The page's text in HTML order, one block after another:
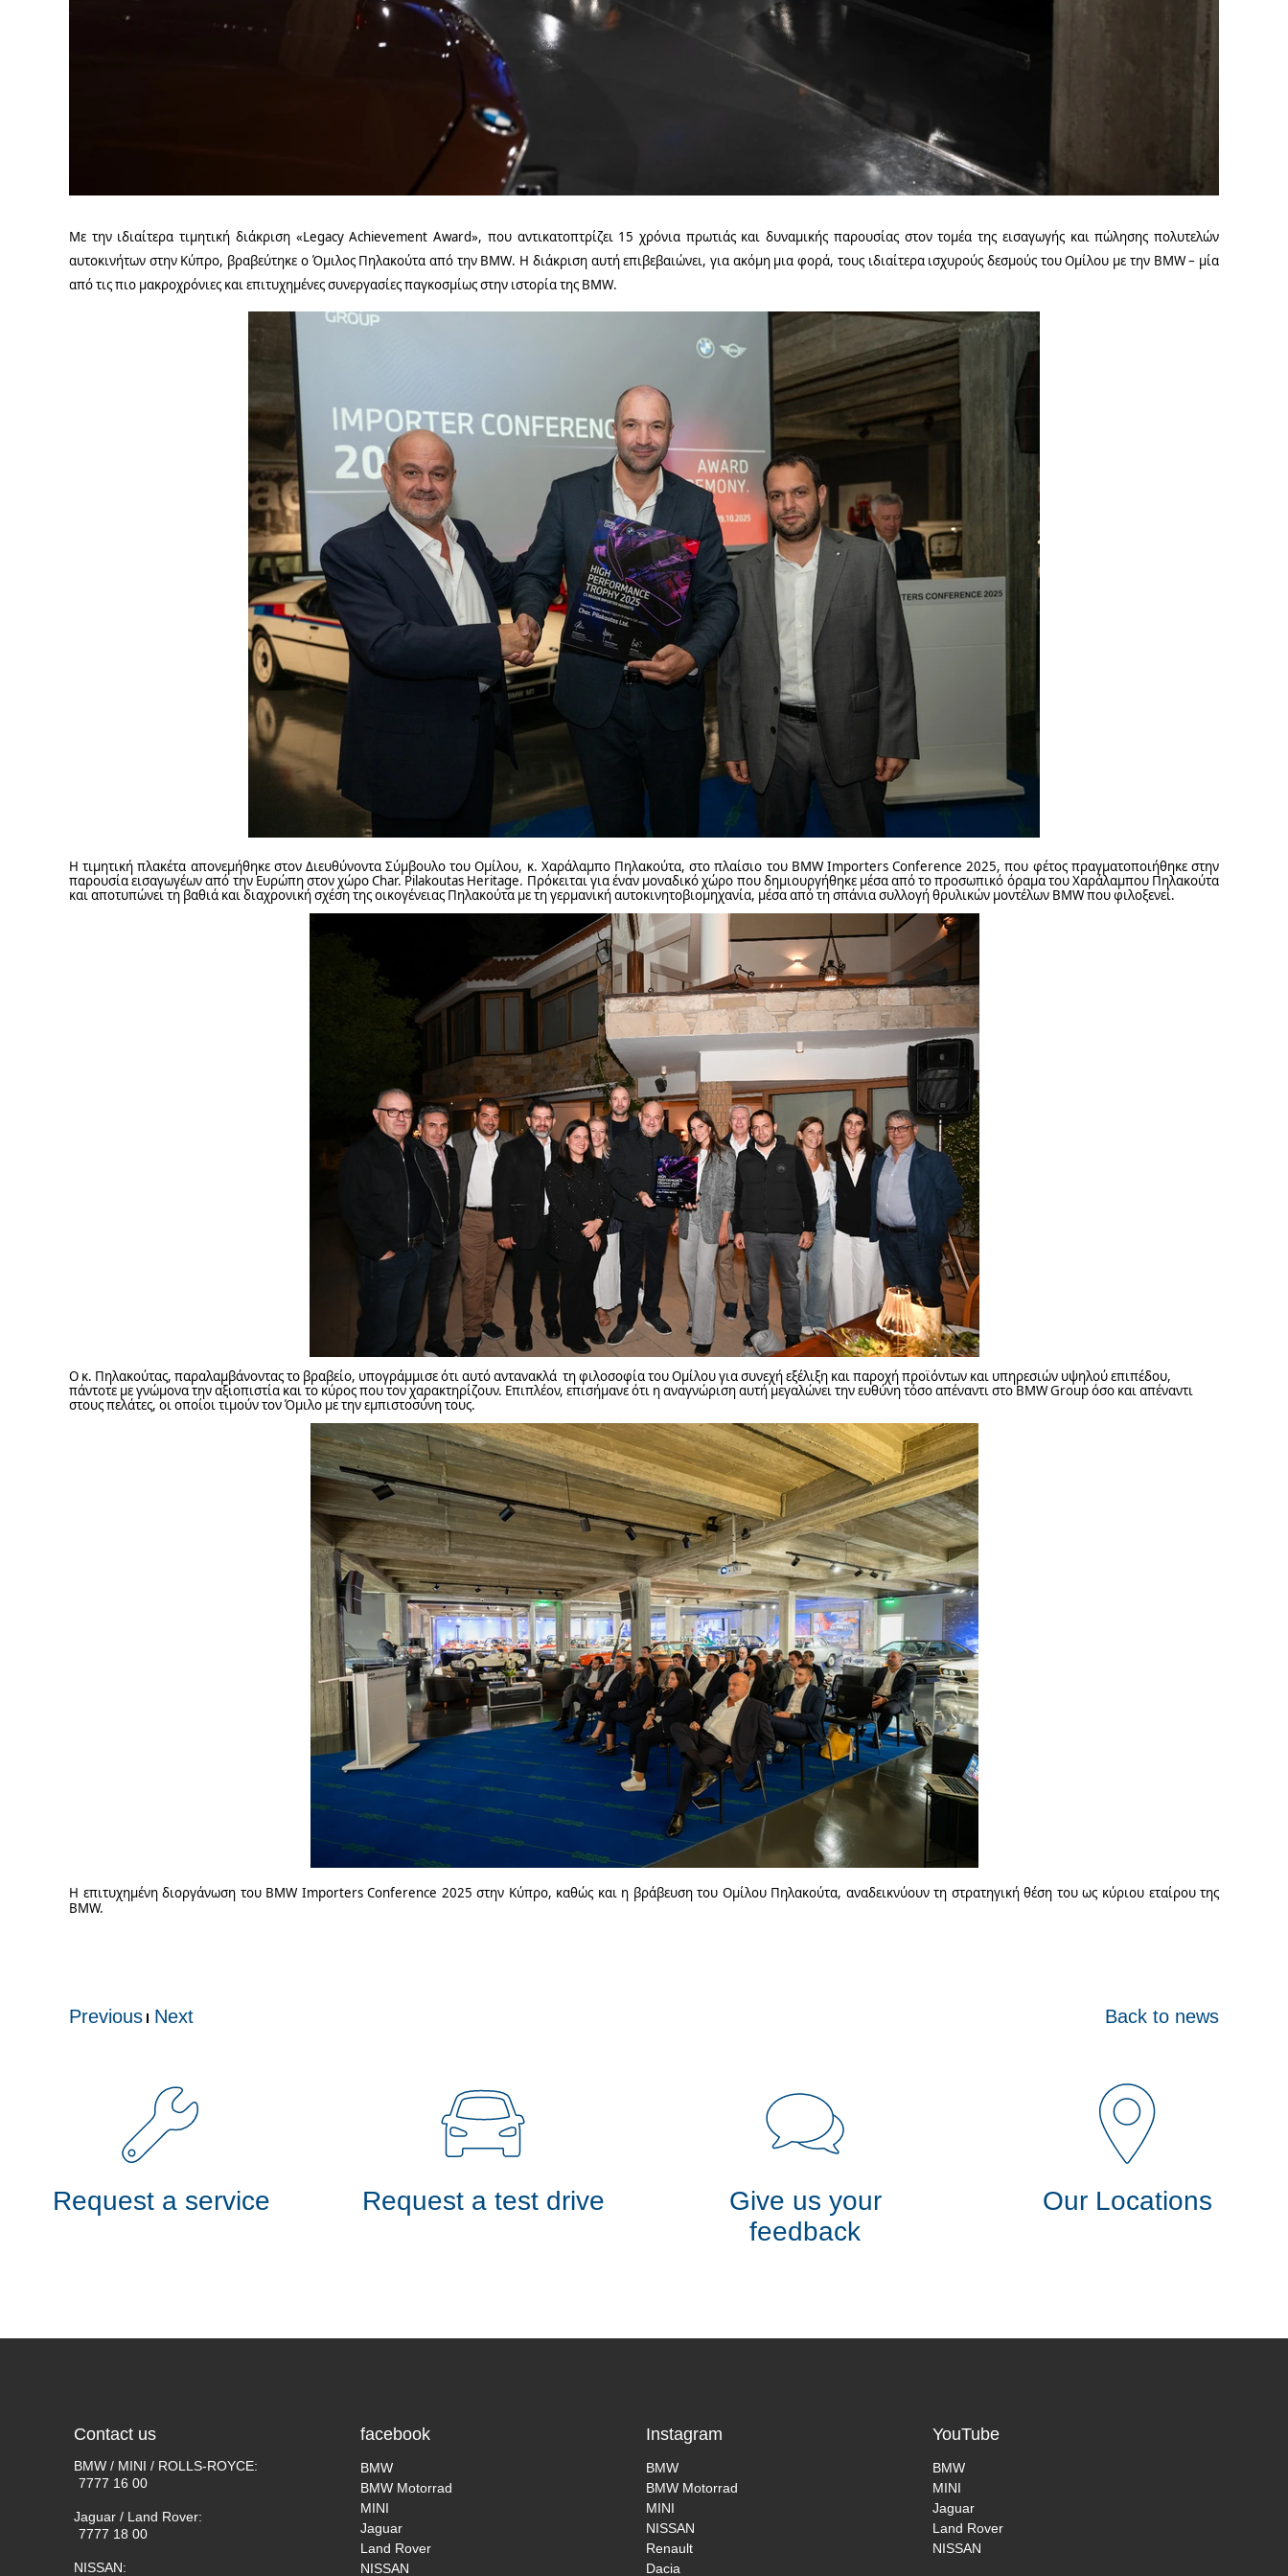
Με την ιδιαίτερα τιμητική διάκριση «Legacy Achievement Award», που αντικατοπτρίζει 15 χρόνια πρωτιάς και δυναμικής παρουσίας στον τομέα της εισαγωγής και πώλησης πολυτελών
αυτοκινήτων στην Κύπρο, βραβεύτηκε ο Όμιλος Πηλακούτα από την BMW. Η διάκριση αυτή επιβεβαιώνει, για ακόμη μια φορά, τους ιδιαίτερα ισχυρούς δεσμούς του Ομίλου με την BMW– μία
από τις πιο μακροχρόνιες και επιτυχημένες συνεργασίες παγκοσμίως στην ιστορία της BMW.
Η τιμητική πλακέτα απονεμήθηκε στον Διευθύνοντα Σύμβουλο του Ομίλου, κ. Χαράλαμπο Πηλακούτα, στο πλαίσιο του BMW Importers Conference 2025, που φέτος πραγματοποιήθηκε στην
παρουσία εισαγωγέων από την Ευρώπη στον χώρο Char. Pilakoutas Heritage. Πρόκειται για έναν μοναδικό χώρο που δημιουργήθηκε μέσα από το προσωπικό όραμα του Χαράλαμπου Πηλακούτα
και αποτυπώνει τη βαθιά και διαχρονική σχέση της οικογένειας Πηλακούτα με τη γερμανική αυτοκινητοβιομηχανία, μέσα από τη σπάνια συλλογή θρυλικών μοντέλων BMW που φιλοξενεί.
Ο κ. Πηλακούτας, παραλαμβάνοντας το βραβείο, υπογράμμισε ότι αυτό αντανακλά τη φιλοσοφία του Ομίλου για συνεχή εξέλιξη και παροχή προϊόντων και υπηρεσιών υψηλού επιπέδου,
πάντοτε με γνώμονα την αξιοπιστία και το κύρος που τον χαρακτηρίζουν. Επιπλέον, επισήμανε ότι η αναγνώριση αυτή μεγαλώνει την ευθύνη τόσο απέναντι στοBMWGroupόσο και απέναντι
στους πελάτες, οι οποίοι τιμούν τον Όμιλο με την εμπιστοσύνη τους.
Η επιτυχημένη διοργάνωση του BMW Importers Conference 2025 στην Κύπρο, καθώς και η βράβευση του Ομίλου Πηλακούτα, αναδεικνύουν τη στρατηγική θέση του ως κύριου εταίρου της
BMW.
Previous Next Back to news
Request a service Request a test drive
Give us your
feedback
Our Locations
Contact us
BMW / MINI / ROLLS-ROYCE:
7777 16 00
Jaguar / Land Rover:
7777 18 00
NISSAN:
facebook
BMW
BMW Motorrad
MINI
Jaguar
Land Rover
NISSAN
Instagram
BMW
BMW Motorrad
MINI
NISSAN
Renault
Dacia
YouTube
BMW
MINI
Jaguar
Land Rover
NISSAN